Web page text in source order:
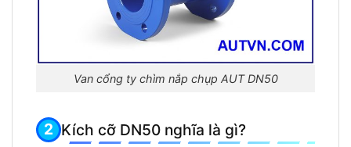
Van cổng ty chìm nắp chụp AUT DN50
Kích cỡ DN50 nghĩa là gì?